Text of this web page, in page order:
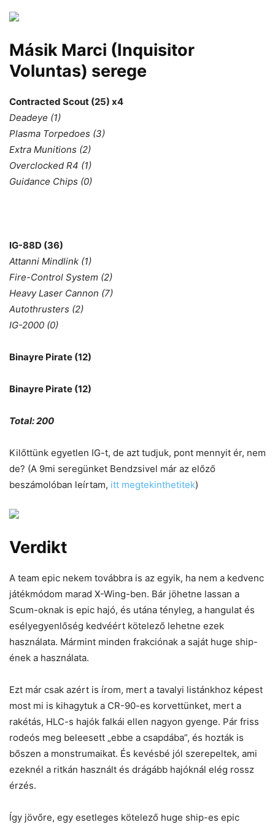
Másik Marci (Inquisitor
Voluntas) serege
Contracted Scout (25) x4
Deadeye (1)
Plasma Torpedoes (3)
Extra Munitions (2)
Overclocked R4 (1)
Guidance Chips (0)
IG-88D (36)
Attanni Mindlink (1)
Fire-Control System (2)
Heavy Laser Cannon (7)
Autothrusters (2)
IG-2000 (0)
Binayre Pirate (12)
Binayre Pirate (12)
Total: 200
Kilőttünk egyetlen IG-t, de azt tudjuk, pont mennyit ér, nem
de? (A 9mi seregünket Bendzsivel már az előző
beszámolóban leírtam, itt megtekinthetitek)
Verdikt
A team epic nekem továbbra is az egyik, ha nem a kedvenc
játékmódom marad X-Wing-ben. Bár jöhetne lassan a
Scum-oknak is epic hajó, és utána tényleg, a hangulat és
esélyegyenlőség kedvéért kötelező lehetne ezek
használata. Mármint minden frakciónak a saját huge ship-
ének a használata.
Ezt már csak azért is írom, mert a tavalyi listánkhoz képest
most mi is kihagytuk a CR-90-es korvettünket, mert a
rakétás, HLC-s hajók falkái ellen nagyon gyenge. Pár friss
rodeós meg beleesett „ebbe a csapdába”, és hozták is
bőszen a monstrumaikat. És kevésbé jól szerepeltek, ami
ezeknél a ritkán használt és drágább hajóknál elég rossz
érzés.
Így jövőre, egy esetleges kötelező huge ship-es epic